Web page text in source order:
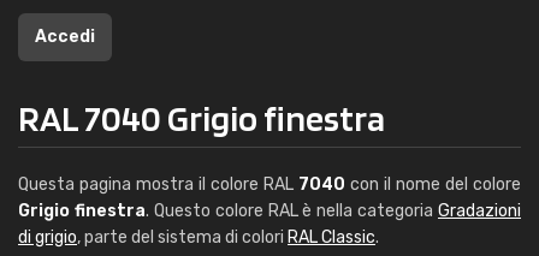
Accedi
RAL 7040 Grigio finestra
Questa pagina mostra il colore RAL 7040 con il nome del colore
Grigio finestra. Questo colore RAL è nella categoria Gradazioni
di grigio, parte del sistema di colori RAL Classic.